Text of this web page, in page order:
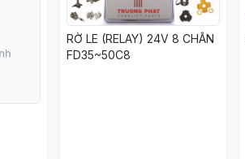
RỜ LE (RELAY) 24V 8 CHÂN
FD35~50C8